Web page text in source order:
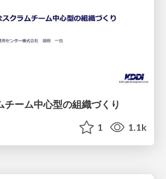
チーム中心型の組織づくり
1 1.1k